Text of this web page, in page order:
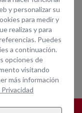
gasolina 230 v
ubicación
mostrar
y personalizar su
para medir y
realizas y para
Puedes
a continuación.
opciones de
visitando
más información